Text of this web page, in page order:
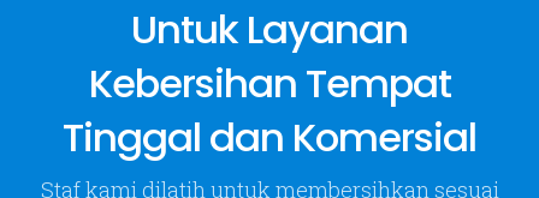
Untuk Layanan
Kebersihan Tempat
Tinggal dan Komersial
Staf kami dilatih untuk membersihkan sesuai
Taman & Tanaman Hias
Aquarium & Kolam Ikan
VIEW MORE
Follow Us